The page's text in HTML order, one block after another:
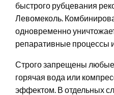
быстрого рубцевания
Левомеколь.
одновременно
репаративные процессы
Строго запрещены
горячая вода или
эффектом. В отдельных